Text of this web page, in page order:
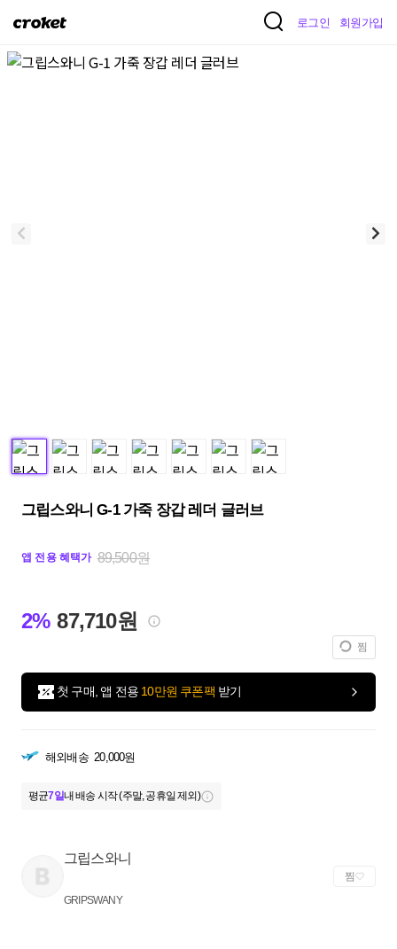
크
켓
로그인 회원가입
그립스와니 G-1 가죽 장갑 레더 글러브
앱 전용 혜택가 89,500원
2% 87,710원
찜
첫 구매, 앱 전용 10만원 쿠폰팩 받기
해외배송 20,000원
평균7일내 배송 시작 (주말, 공휴일 제외)
그립스와니
GRIPSWANY
찜